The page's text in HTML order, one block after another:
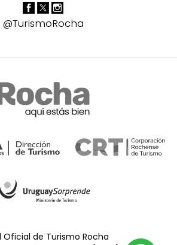
@TurismoRocha
Oficial de Turismo Rocha